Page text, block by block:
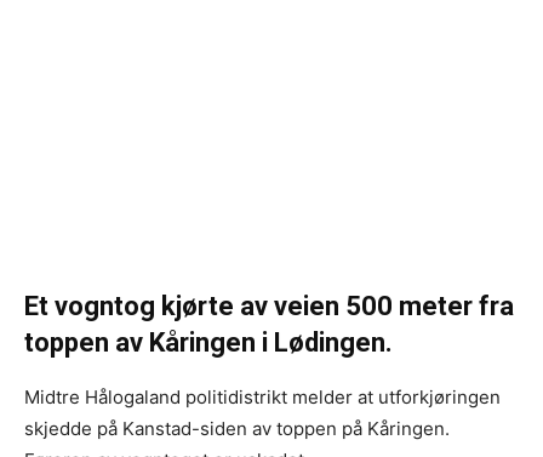
Et vogntog kjørte av veien 500 meter fra
toppen av Kåringen i Lødingen.
Midtre Hålogaland politidistrikt melder at utforkjøringen
skjedde på Kanstad-siden av toppen på Kåringen.